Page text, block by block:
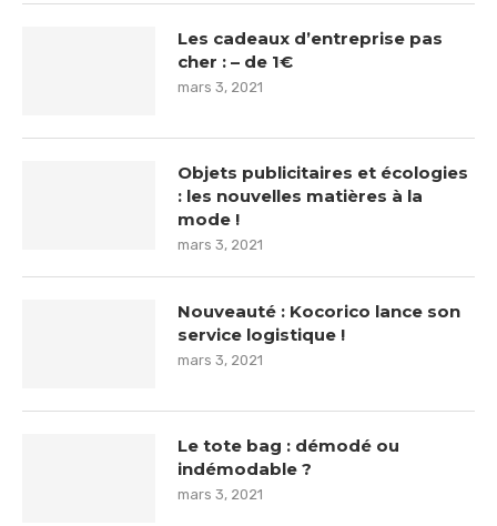
Les cadeaux d’entreprise pas
cher : – de 1€
mars 3, 2021
Objets publicitaires et écologies
: les nouvelles matières à la
mode !
mars 3, 2021
Nouveauté : Kocorico lance son
service logistique !
mars 3, 2021
Le tote bag : démodé ou
indémodable ?
mars 3, 2021